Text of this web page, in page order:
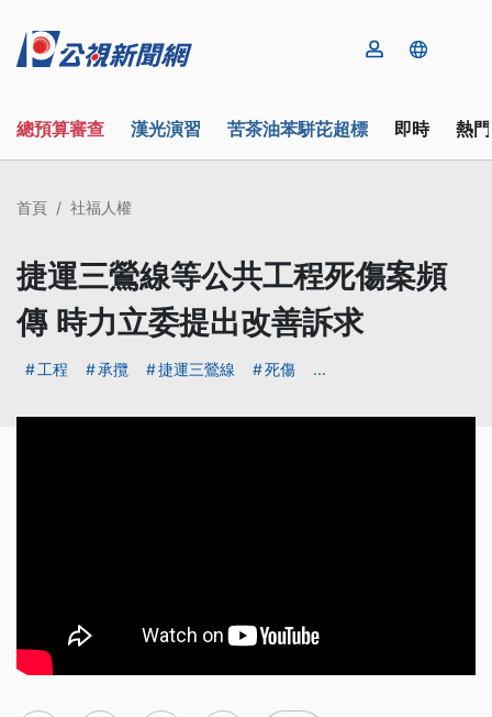
總預算審查 漢光演習 苦茶油苯駢芘超標 即時 熱
首頁 社福人權
捷運三鶯線等公共工程死傷案頻
傳 時力立委提出改善訴求
工程 承攬 捷運三鶯線 死傷 ...